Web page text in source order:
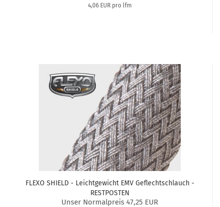
4,06 EUR pro lfm
FLEXO SHIELD - Leichtgewicht EMV Geflechtschlauch -
RESTPOSTEN
Unser Normalpreis 47,25 EUR